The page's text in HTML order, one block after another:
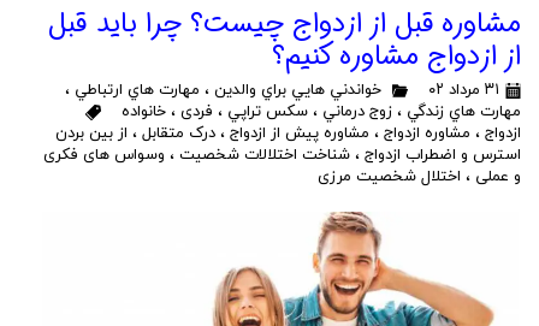
مشاوره قبل از ازدواج چیست؟ چرا باید قبل
از ازدواج مشاوره کنیم؟
۳۱ مرداد ۰۲ خواندني هايي براي والدين ، مهارت هاي ارتباطي ،
مهارت هاي زندگي ، زوج درماني ، سكس تراپي ، فردی ، خانواده
ازدواج ، مشاوره ازدواج ، مشاوره پیش از ازدواج ، درک متقابل ، از بین بردن
استرس و اضطراب ازدواج ، شناخت اختلالات شخصیت ، وسواس های فکری
و عملی ، اختلال شخصیت مرزی